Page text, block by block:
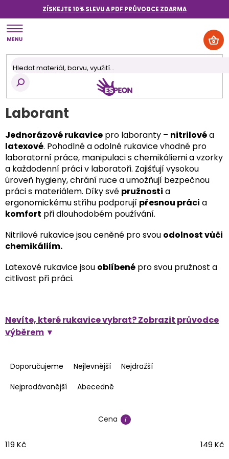
obsah
ZÍSKEJTE 10% SLEVU A PDF PRŮVODCE ZDARMA
Laborant
Jednorázové rukavice pro laboranty – nitrilovéa
latexové. Pohodlné a odolné rukavice vhodné pro
laboratorní práce, manipulaci s chemikáliemi a vzorky
a každodenní práci v laboratoři. Zajišťují vysokou
úroveň hygieny, chrání ruce a umožňují bezpečnou
práci s materiálem. Díky své pružnosti a
ergonomickému střihu podporují přesnou práci a
komfort při dlouhodobém používání.
Nitrilové rukavice jsou ceněné pro svou odolnost vůči
chemikáliím.
Latexové rukavice jsou oblíbené pro svou pružnost a
citlivost při práci.
Nevíte, které rukavice vybrat? Zobrazit průvodce
výběrem
a
e
o
Doporučujeme Nejlevnější
Nejdražší
Nejprodávanější
Abecedně
Cena
119 Kč 149 Kč